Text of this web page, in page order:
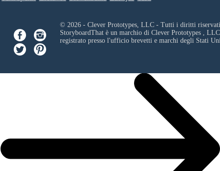
© 2026 - Clever Prototypes, LLC - Tutti i diritti
StoryboardThat è un marchio di Clever Prototypes , LLC
registrato presso l'ufficio brevetti e marchi degli Stati